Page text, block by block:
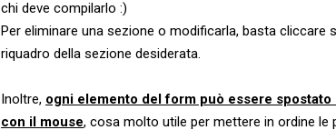
chi deve compilarlo :)
Per eliminare una sezione o modificarla, basta cliccare
riquadro della sezione desiderata.
Inoltre, ogni elemento del form può essere
con il mouse, cosa molto utile per mettere in ordine le